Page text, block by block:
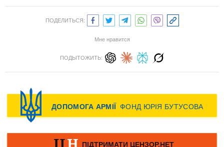
ПОДЕЛИТЬСЯ:
Мне нравится
ПОДЫТОЖИТЬ: